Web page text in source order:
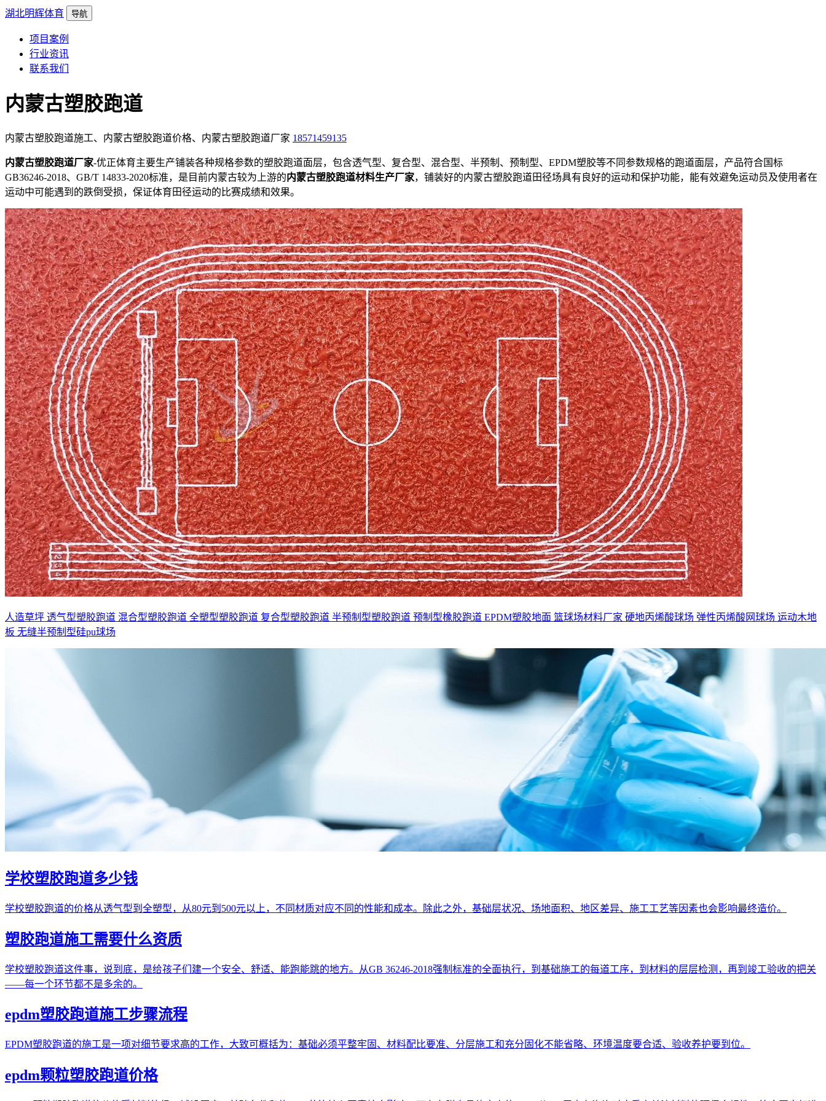
湖北明辉体育 导航
项目案例
行业资讯
联系我们
内蒙古塑胶跑道
内蒙古塑胶跑道施工、内蒙古塑胶跑道价格、内蒙古塑胶跑道厂家 18571459135
内蒙古塑胶跑道厂家-优正体育主要生产铺装各种规格参数的塑胶跑道面层，包含透气型、复合型、混合型、半预制、预制型、EPDM塑胶等不同参数规格的跑道面层，产品符合国标
GB36246-2018、GB/T 14833-2020标准，是目前内蒙古较为上游的内蒙古塑胶跑道材料生产厂家，铺装好的内蒙古塑胶跑道田径场具有良好的运动和保护功能，能有效避免运动员及使用者在
运动中可能遇到的跌倒受损，保证体育田径运动的比赛成绩和效果。
人造草坪 透气型塑胶跑道 混合型塑胶跑道 全塑型塑胶跑道 复合型塑胶跑道 半预制型塑胶跑道 预制型橡胶跑道 EPDM塑胶地面 篮球场材料厂家 硬地丙烯酸球场 弹性丙烯酸网球场 运动木地
板 无缝半预制型硅pu球场
学校塑胶跑道多少钱
学校塑胶跑道的价格从透气型到全塑型，从80元到500元以上，不同材质对应不同的性能和成本。除此之外，基础层状况、场地面积、地区差异、施工工艺等因素也会影响最终造价。
塑胶跑道施工需要什么资质
学校塑胶跑道这件事，说到底，是给孩子们建一个安全、舒适、能跑能跳的地方。从GB 36246-2018强制标准的全面执行，到基础施工的每道工序，到材料的层层检测，再到竣工验收的把关
——每一个环节都不是多余的。
epdm塑胶跑道施工步骤流程
EPDM塑胶跑道的施工是一项对细节要求高的工作，大致可概括为：基础必须平整牢固、材料配比要准、分层施工和充分固化不能省略、环境温度要合适、验收养护要到位。
epdm颗粒塑胶跑道价格